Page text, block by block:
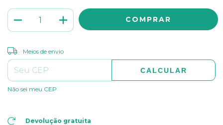
Entregas para o CEP:
Meios de envio
CALCULAR
Não sei meu CEP
Devolução gratuita